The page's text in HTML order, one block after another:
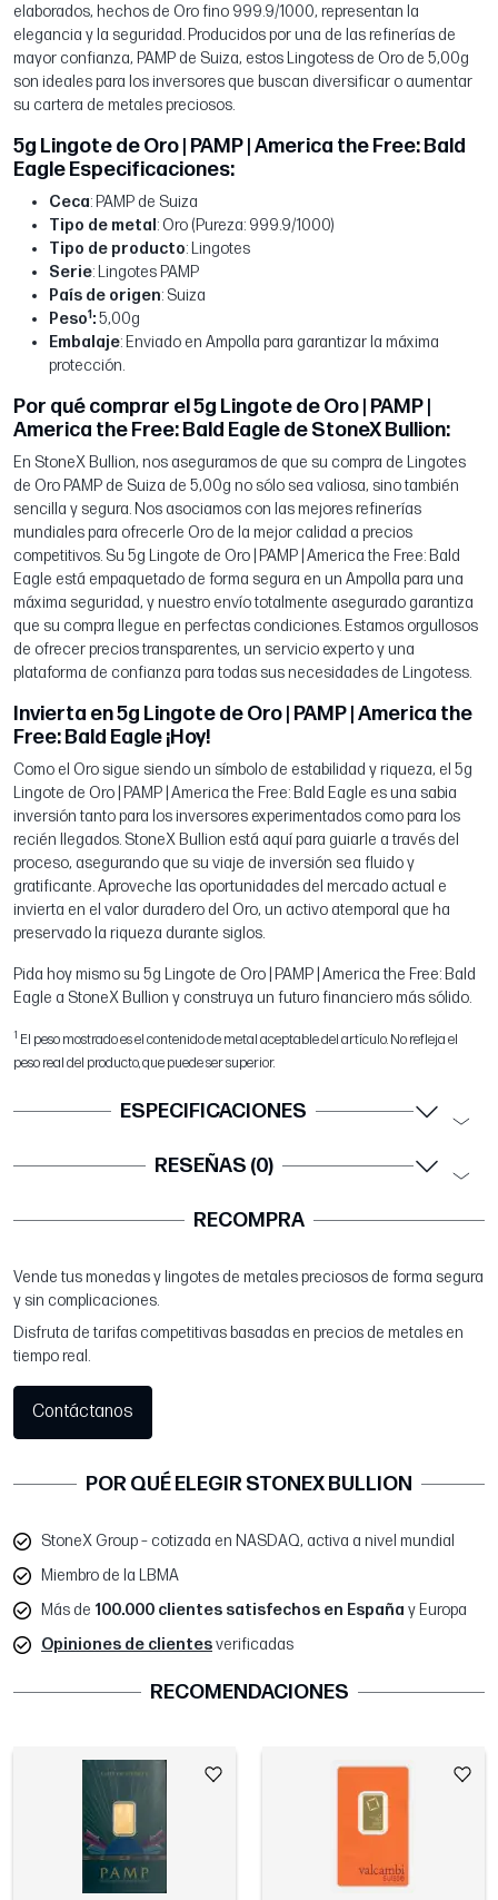
elaborados, hechos de Oro fino 999.9/1000, representan la
elegancia y la seguridad. Producidos por una de las refinerías de
mayor confianza, PAMP de Suiza, estos Lingotess de Oro de 5,00g
son ideales para los inversores que buscan diversificar o aumentar
su cartera de metales preciosos.
5g Lingote de Oro | PAMP | America the Free: Bald
Eagle Especificaciones:
Ceca: PAMP de Suiza
Tipo de metal : Oro (Pureza: 999.9/1000)
Tipo de producto: Lingotes
Serie: Lingotes PAMP
País de origen: Suiza
Peso1:5,00g
Embalaje: Enviado en Ampolla para garantizar la máxima
protección.
Por qué comprar el 5g Lingote de Oro | PAMP |
America the Free: Bald Eagle de StoneX Bullion:
En StoneX Bullion, nos aseguramos de que su compra de Lingotes
de Oro PAMP de Suiza de 5,00g no sólo sea valiosa, sino también
sencilla y segura. Nos asociamos con las mejores refinerías
mundiales para ofrecerle Oro de la mejor calidad a precios
competitivos. Su 5g Lingote de Oro | PAMP | America the Free: Bald
Eagle está empaquetado de forma segura en un Ampolla para una
máxima seguridad, y nuestro envío totalmente asegurado garantiza
que su compra llegue en perfectas condiciones. Estamos orgullosos
de ofrecer precios transparentes, un servicio experto y una
plataforma de confianza para todas sus necesidades de Lingotess.
Invierta en 5g Lingote de Oro | PAMP | America the
Free: Bald Eagle ¡Hoy!
Como el Oro sigue siendo un símbolo de estabilidad y riqueza, el 5g
Lingote de Oro | PAMP | America the Free: Bald Eagle es una sabia
inversión tanto para los inversores experimentados como para los
recién llegados. StoneX Bullion está aquí para guiarle a través del
proceso, asegurando que su viaje de inversión sea fluido y
gratificante. Aproveche las oportunidades del mercado actual e
invierta en el valor duradero del Oro, un activo atemporal que ha
preservado la riqueza durante siglos.
Pida hoy mismo su 5g Lingote de Oro | PAMP | America the Free: Bald
Eagle a StoneX Bullion y construya un futuro financiero más sólido.
1 El peso mostrado es el contenido de metal aceptable del artículo. No refleja el
peso real del producto, que puede ser superior.
ESPECIFICACIONES
RESEÑAS (0)
RECOMPRA
Vende tus monedas y lingotes de metales preciosos de forma segura
y sin complicaciones.
Disfruta de tarifas competitivas basadas en precios de metales en
tiempo real.
Contáctanos
POR QUÉ ELEGIR STONEX BULLION
StoneX Group – cotizada en NASDAQ, activa a nivel mundial
Miembro de la LBMA
Más de 100.000 clientes satisfechos en España y Europa
Opiniones de clientesverificadas
RECOMENDACIONES